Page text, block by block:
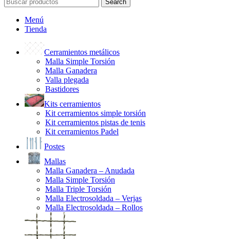
Search
Menú
Tienda
Cerramientos metálicos
Malla Simple Torsión
Malla Ganadera
Valla plegada
Bastidores
Kits cerramientos
Kit cerramientos simple torsión
Kit cerramientos pistas de tenis
Kit cerramientos Padel
Postes
Mallas
Malla Ganadera – Anudada
Malla Simple Torsión
Malla Triple Torsión
Malla Electrosoldada – Verjas
Malla Electrosoldada – Rollos